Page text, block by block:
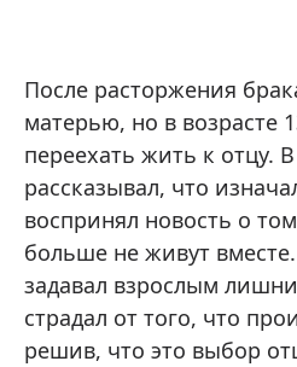
После расторжения
матерью, но в возрасте
переехать жить к отцу.
рассказывал, что
воспринял новость о
больше не живут
задавал взрослым
страдал от того, что
решив, что это выбор